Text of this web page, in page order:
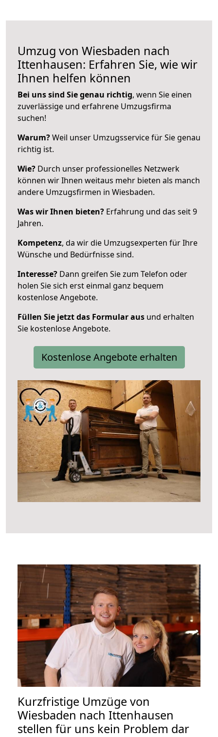
Umzug von Wiesbaden nach
Ittenhausen: Erfahren Sie, wie wir
Ihnen helfen können
Bei uns sind Sie genau richtig, wenn Sie einen
zuverlässige und erfahrene Umzugsfirma
suchen!
Warum?Weil unser Umzugsservice für Sie genau
richtig ist.
Wie? Durch unser professionelles Netzwerk
können wir Ihnen weitaus mehr bieten als manch
andere Umzugsfirmen in Wiesbaden.
Was wir Ihnen bieten? Erfahrung und das seit 9
Jahren.
Kompetenz, da wir die Umzugsexperten für Ihre
Wünsche und Bedürfnisse sind.
Interesse? Dann greifen Sie zum Telefon oder
holen Sie sich erst einmal ganz bequem
kostenlose Angebote.
Füllen Sie jetzt das Formular aus und erhalten
Sie kostenlose Angebote.
Kostenlose Angebote erhalten
Kurzfristige Umzüge von
Wiesbaden nach Ittenhausen
stellen für uns kein Problem dar